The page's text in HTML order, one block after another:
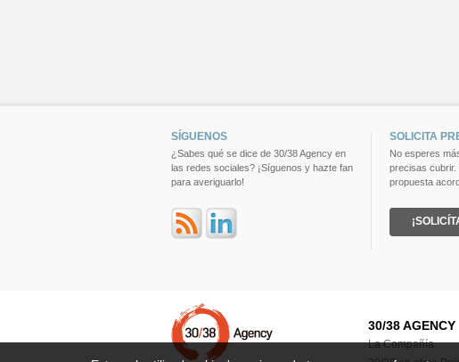
SÍGUENOS
¿Sabes qué se dice de 30/38 Agency en
las redes sociales? ¡Síguenos y hazte fan
para averiguarlo!
SOLICITA
No esperes
precisas cubrir.
propuesta
30/38 AGENCY
La Compañía